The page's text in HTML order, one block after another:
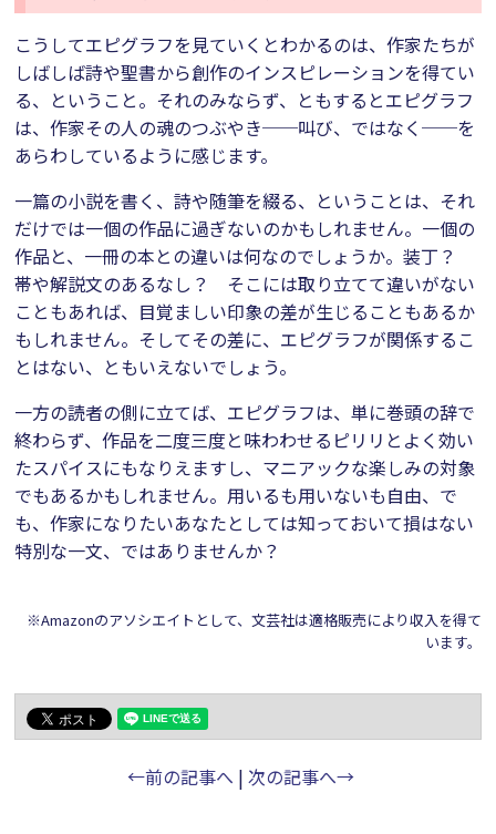
こうしてエピグラフを見ていくとわかるのは、作家たちが
しばしば詩や聖書から創作のインスピレーションを得てい
る、ということ。それのみならず、ともするとエピグラフ
は、作家その人の魂のつぶやき──叫び、ではなく──を
あらわしているように感じます。
一篇の小説を書く、詩や随筆を綴る、ということは、それ
だけでは一個の作品に過ぎないのかもしれません。一個の
作品と、一冊の本との違いは何なのでしょうか。装丁？
帯や解説文のあるなし？ そこには取り立てて違いがない
こともあれば、目覚ましい印象の差が生じることもあるか
もしれません。そしてその差に、エピグラフが関係するこ
とはない、ともいえないでしょう。
一方の読者の側に立てば、エピグラフは、単に巻頭の辞で
終わらず、作品を二度三度と味わわせるピリリとよく効い
たスパイスにもなりえますし、マニアックな楽しみの対象
でもあるかもしれません。用いるも用いないも自由、で
も、作家になりたいあなたとしては知っておいて損はない
特別な一文、ではありませんか？
※Amazonのアソシエイトとして、文芸社は適格販売により収入を得て
います。
←前の記事へ | 次の記事へ→